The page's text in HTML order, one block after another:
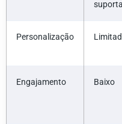
suporta
Personalização
Engajamento Baixo